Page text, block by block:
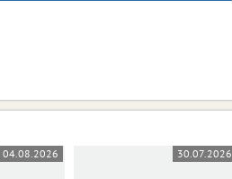
04.08.2026 30.07.2026